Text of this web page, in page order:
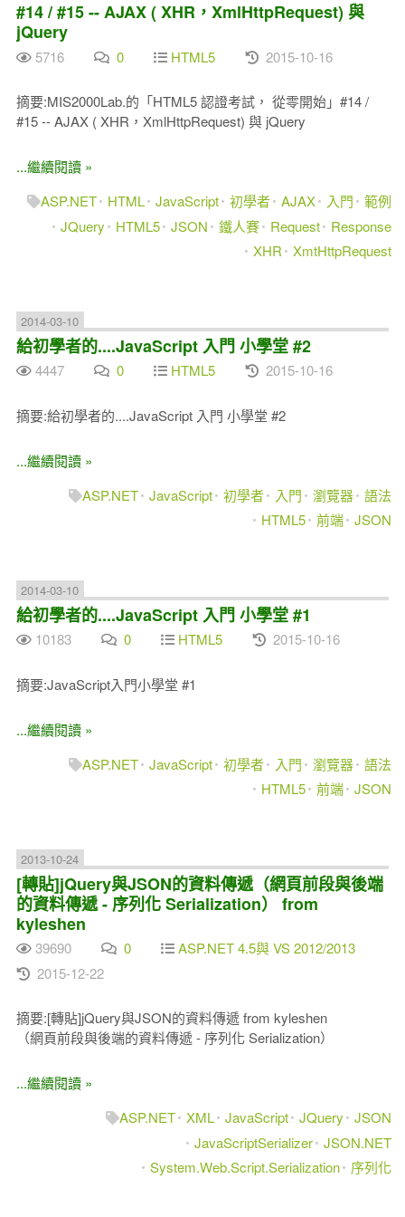
#14 / #15 -- AJAX ( XHR，XmlHttpRequest) 與
jQuery
5716 0 HTML5 2015-10-16
摘要:MIS2000Lab.的「HTML5 認證考試， 從零開始」#14 /
#15 -- AJAX ( XHR，XmlHttpRequest) 與 jQuery
...繼續閱讀 »
ASP.NET
HTML JavaScript 初學者 AJAX 入門
範例
JQuery
HTML5 JSON 鐵人賽 Request
Response
XHR
XmtHttpRequest
2014-03-10
給初學者的....JavaScript 入門 小學堂 #2
4447 0 HTML5 2015-10-16
摘要:給初學者的....JavaScript 入門 小學堂 #2
...繼續閱讀 »
ASP.NET JavaScript 初學者 入門 瀏覽器 語法
HTML5 前端 JSON
2014-03-10
給初學者的....JavaScript 入門 小學堂 #1
10183 0 HTML5 2015-10-16
摘要:JavaScript入門小學堂 #1
...繼續閱讀 »
ASP.NET JavaScript 初學者 入門 瀏覽器 語法
HTML5 前端 JSON
2013-10-24
[轉貼]jQuery與JSON的資料傳遞（網頁前段與後端
的資料傳遞 - 序列化 Serialization） from
kyleshen
39690 0
ASP.NET 4.5與 VS 2012/2013
2015-12-22
摘要:[轉貼]jQuery與JSON的資料傳遞 from kyleshen
（網頁前段與後端的資料傳遞 - 序列化 Serialization）
...繼續閱讀 »
ASP.NET XML JavaScript JQuery
JSON
JavaScriptSerializer JSON.NET
System.Web.Script.Serialization
序列化